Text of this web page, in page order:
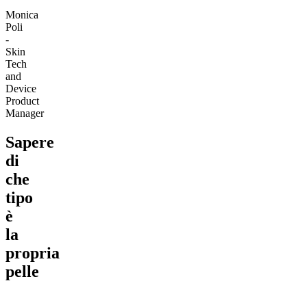
Monica
Poli
-
Skin
Tech
and
Device
Product
Manager
Sapere
di
che
tipo
è
la
propria
pelle